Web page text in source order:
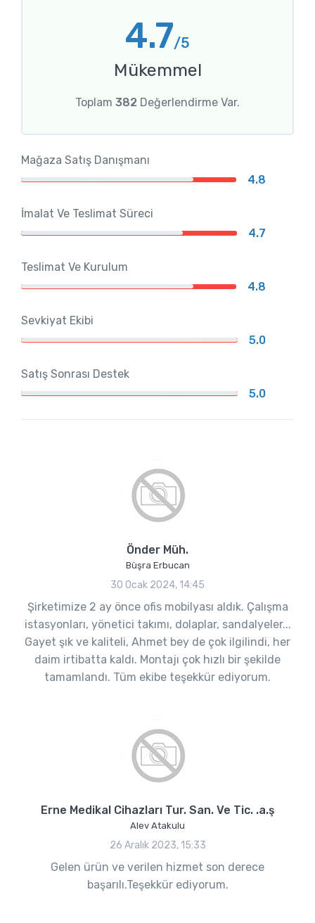
4.7/5
Mükemmel
Toplam 382 Değerlendirme Var.
Mağaza Satış Danışmanı
4.8
İmalat Ve Teslimat Süreci
4.7
Teslimat Ve Kurulum
4.8
Sevkiyat Ekibi
5.0
Satış Sonrası Destek
5.0
Önder Müh.
Büşra Erbucan
30 Ocak 2024, 14:45
Şirketimize 2 ay önce ofis mobilyası aldık. Çalışma
istasyonları, yönetici takımı, dolaplar, sandalyeler...
Gayet şık ve kaliteli, Ahmet bey de çok ilgilindi, her
daim irtibatta kaldı. Montajı çok hızlı bir şekilde
tamamlandı. Tüm ekibe teşekkür ediyorum.
Erne Medikal Cihazları Tur. San. Ve Tic. .a.ş
Alev Atakulu
26 Aralık 2023, 15:33
Gelen ürün ve verilen hizmet son derece
başarılı.Teşekkür ediyorum.